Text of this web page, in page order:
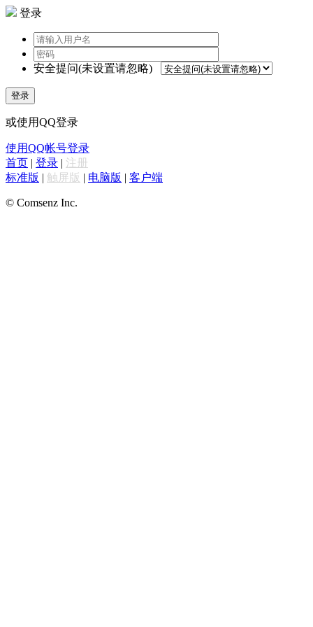
登录
安全提问(未设置请忽略)
登录
或使用QQ登录
使用QQ帐号登录
首页 | 登录 | 注册
标准版 | 触屏版 | 电脑版 | 客户端
© Comsenz Inc.